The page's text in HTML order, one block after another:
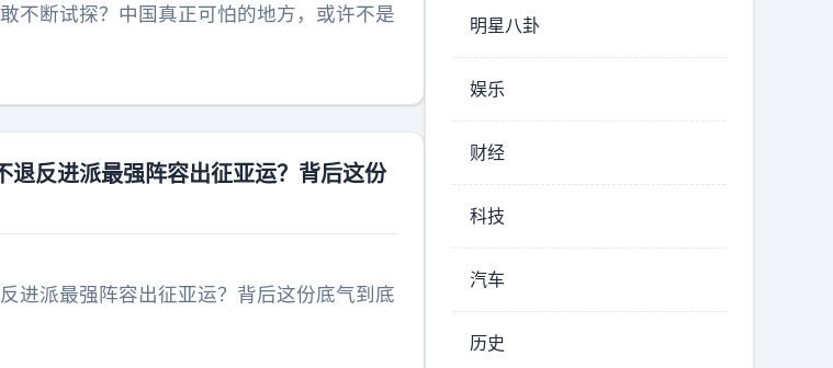
不断试探？中国真正可怕的地方，或许不是
退反进派最强阵容出征亚运？背后这份
进派最强阵容出征亚运？背后这份底气到底
明星八卦
娱乐
财经
科技
汽车
历史